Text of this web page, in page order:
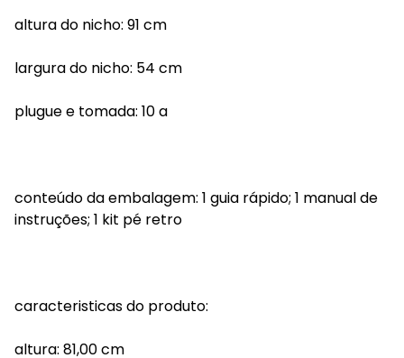
altura do nicho: 91 cm
largura do nicho: 54 cm
plugue e tomada: 10 a
conteúdo da embalagem: 1 guia rápido; 1 manual de
instruções; 1 kit pé retro
caracteristicas do produto:
altura: 81,00 cm